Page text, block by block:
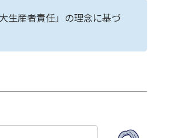
生産者責任」の理念に基づ